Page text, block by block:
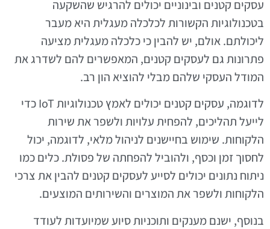
עסקים קטנים ובינוניים יכולים להרגיש שהשקעה
בטכנולוגיות הקשורות לכלכלה מעגלית היא מעבר
ליכולתם. אולם, יש להבין כי כלכלה מעגלית מציעה
פתרונות גם לעסקים קטנים, המאפשרים להם לשדרג את
המודל העסקי שלהם מבלי להוציא הון רב.
לדוגמה, עסקים קטנים יכולים לאמץ טכנולוגיות IoT כדי
לייעל תהליכים, להפחית עלויות ולשפר את שירות
הלקוחות. שימוש בחיישנים לניהול מלאי, לדוגמה, יכול
לחסוך זמן וכסף, ולהוביל להפחתה של פסולת. כלים כמו
ניתוח נתונים יכולים לסייע לעסקים קטנים להבין את צרכי
הלקוחות ולשפר את המוצרים והשירותים המוצעים.
בנוסף, ישנם מענקים ותוכניות סיוע שמיועדות לעודד